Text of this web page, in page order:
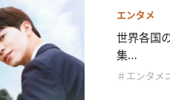
エンタメ
世界各国
集...
＃エンタメ